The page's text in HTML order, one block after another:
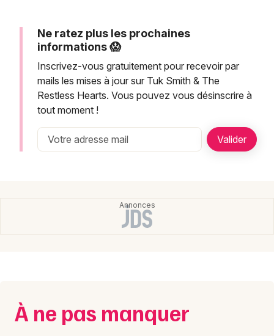
Newsletter des sorties
Artistes en tournée
Actualités
Choisir mes départements
Ne ratez plus les prochaines
informations 😱
Inscrivez-vous gratuitement pour recevoir par
mails les mises à jour sur Tuk Smith & The
Restless Hearts. Vous pouvez vous désinscrire à
tout moment !
À ne pas manquer